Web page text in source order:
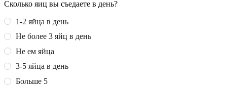
Сколько яиц вы съедаете в день?
1-2 яйца в день
Не более 3 яйц в день
Не ем яйца
3-5 яйца в день
Больше 5